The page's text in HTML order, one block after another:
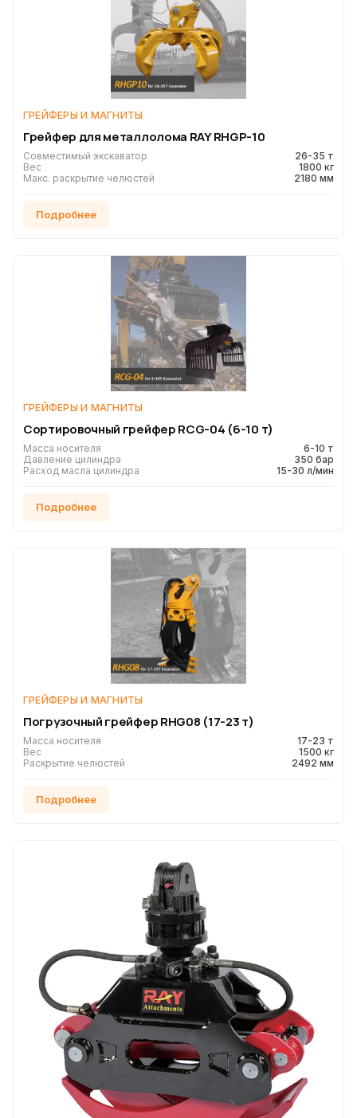
ГРЕЙФЕРЫ И МАГНИТЫ
Грейфер для металлолома RAY RHGP-10
Совместимый экскаватор
26-35 т
Вес
1800 кг
Макс. раскрытие челюстей
2180 мм
Подробнее
ГРЕЙФЕРЫ И МАГНИТЫ
Сортировочный грейфер RCG-04 (6-10 т)
Масса носителя
6-10 т
Давление цилиндра
350 бар
Расход масла цилиндра
15-30 л/мин
Подробнее
ГРЕЙФЕРЫ И МАГНИТЫ
Погрузочный грейфер RHG08 (17-23 т)
Масса носителя
17-23 т
Вес
1500 кг
Раскрытие челюстей
2492 мм
Подробнее